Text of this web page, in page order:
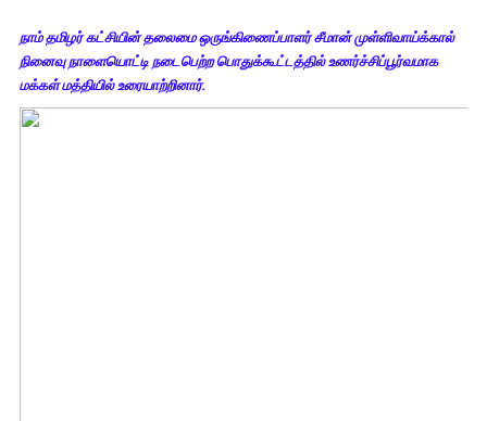
நாம் தமிழர் கட்சியின் தலைமை ஒருங்கிணைப்பாளர் சீமான் முள்ளிவாய்க்கால்
நினைவு நாளையொட்டி நடைபெற்ற பொதுக்கூட்டத்தில் உணர்ச்சிப்பூர்வமாக
மக்கள் மத்தியில் உரையாற்றினார்.